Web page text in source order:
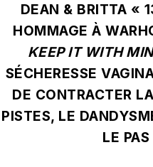
DEAN & BRITTA «
HOMMAGE À
KEEP IT WITH
SÉCHERESSE
DE CONTRACTER
PISTES, LE
LE